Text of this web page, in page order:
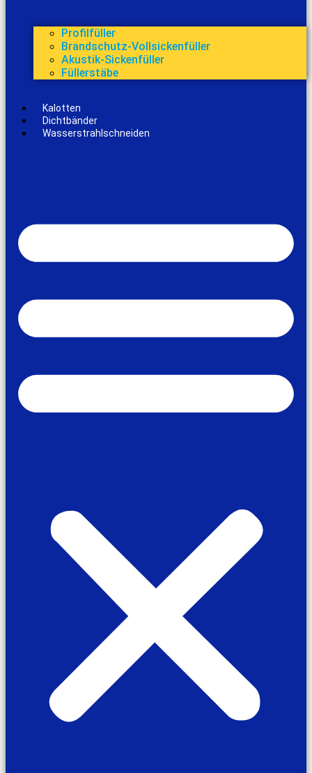
Profilfüller
Brandschutz-Vollsickenfüller
Akustik-Sickenfüller
Füllerstäbe
Kalotten
Dichtbänder
Wasserstrahlschneiden